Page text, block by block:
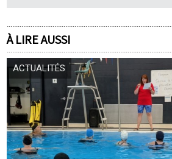
À LIRE AUSSI
ACTUALITÉS